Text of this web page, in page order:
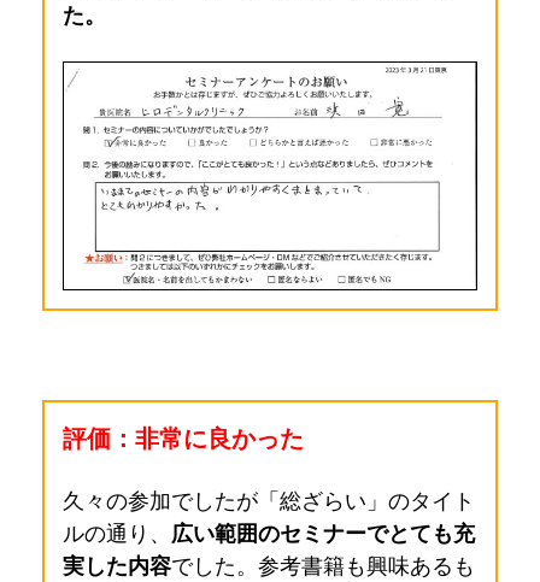
た。
評価：非常に良かった
久々の参加でしたが「総ざらい」のタイト
ルの通り、 広い範囲のセミナーでとても充
実した内容でした。 参考書籍も興味あるも